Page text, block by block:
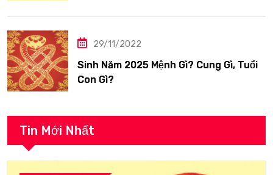
29/11/2022
Sinh Năm 2025 Mệnh Gì? Cung Gì, Tuổi
Con Gì?
Tin Mới Nhất